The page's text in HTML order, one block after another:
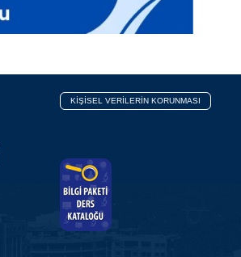
KİŞİSEL VERİLERİN KORUNMASI